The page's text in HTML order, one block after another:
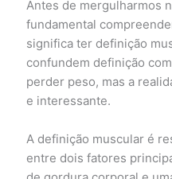
Antes de mergulharmos
fundamental
significa ter definição
confundem definição
perder peso, mas a
e interessante.
A definição muscular é
entre dois fatores